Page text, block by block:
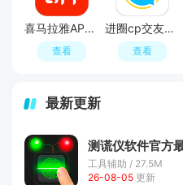
喜马拉雅APP官方免费安装包
查看
进圈cp交友软件手机版
查看
最新更新
测谎仪软件官方
工具辅助 / 27.5M
26-08-05 更新